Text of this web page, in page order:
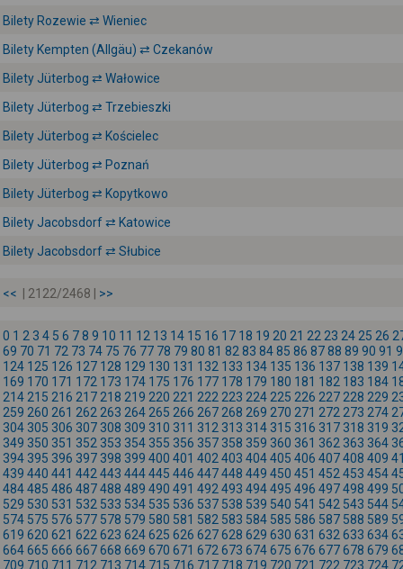
Bilety Rozewie ⇄ Wieniec
Bilety Kempten (Allgäu) ⇄ Czekanów
Bilety Jüterbog ⇄ Wałowice
Bilety Jüterbog ⇄ Trzebieszki
Bilety Jüterbog ⇄ Kościelec
Bilety Jüterbog ⇄ Poznań
Bilety Jüterbog ⇄ Kopytkowo
Bilety Jacobsdorf ⇄ Katowice
Bilety Jacobsdorf ⇄ Słubice
<< | 2122/2468 | >>
0 1 2 3 4 5 6 78 9 10 11 12 13 14 15 16 17 18 19 20 21 22 23 24 25 26
69 70 71 72 73 74 75 76 77 78 79 80 81 82 83 8485 86 8788 89 90 91
124 125 126 127 128 129 130 131 132 133 134 135 136 137 138 139
169 170 171 172 173 174 175 176 177 178 179 180 181 182 183 184
214 215 216 217 218 219 220 221 222 223 224 225 226 227 228 229
259 260 261 262 263 264 265 266 267 268 269 270 271 272 273 274
304 305 306 307 308 309 310 311 312 313 314 315 316 317 318 319
349 350 351 352 353 354 355 356 357 358 359 360 361 362 363 364
394 395 396 397 398 399 400 401 402 403 404405 406 407408 409
439 440 441 442 443 444445 446 447448 449 450 451 452 453 454
484485 486 487488 489 490 491 492 493 494495 496 497498 499
529 530 531 532 533 534 535 536 537 538 539 540 541 542 543 544
574 575 576 577 578 579 580 581 582 583 584 585 586 587 588 589
619 620 621 622 623 624625 626 627628 629 630 631 632 633 634
664665 666 667668 669 670 671 672 673 674675 676 677678 679
709 710 711 712 713 714 715 716 717 718 719 720 721 722 723 724